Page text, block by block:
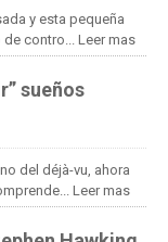
y esta pequeña
contro... Leer mas
sueños
del déjà-vu, ahora
Leer mas